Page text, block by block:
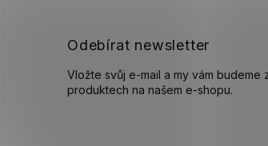
Odebírat newsletter
Vložte svůj e-mail a my vám budeme
produktech na našem e-shopu.